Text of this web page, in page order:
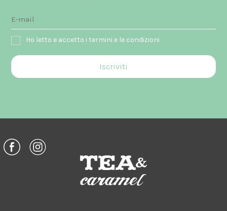
Ho letto e accetto i termini e le condizioni